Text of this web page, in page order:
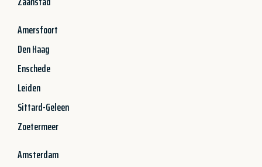
Amersfoort
Den Haag
Enschede
Leiden
Sittard-Geleen
Zoetermeer
Amsterdam